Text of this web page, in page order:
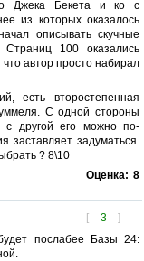
Джека Бекета и ко с
из которых оказалось
описывать скучные
Страниц 100 оказались
автор просто набирал
есть второстепенная
С одной стороны
с другой его можно по-
заставляет задуматься.
? 8\10
Оценка: 8
[ 3 ]
послабее Базы 24: